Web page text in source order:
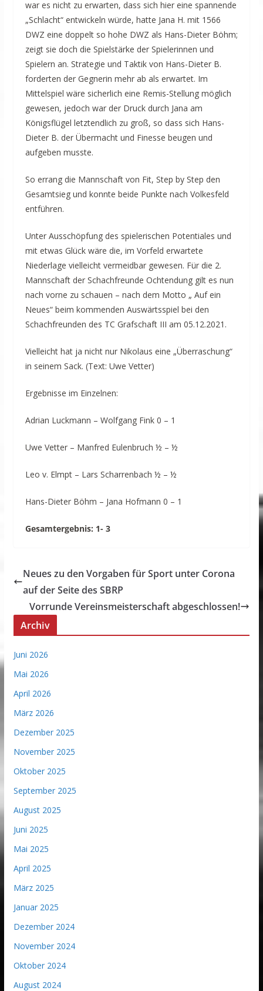
war es nicht zu erwarten, dass sich hier eine spannende
„Schlacht“ entwickeln würde, hatte Jana H. mit 1566
DWZ eine doppelt so hohe DWZ als Hans-Dieter Böhm;
zeigt sie doch die Spielstärke der Spielerinnen und
Spielern an. Strategie und Taktik von Hans-Dieter B.
forderten der Gegnerin mehr ab als erwartet. Im
Mittelspiel wäre sicherlich eine Remis-Stellung möglich
gewesen, jedoch war der Druck durch Jana am
Königsflügel letztendlich zu groß, so dass sich Hans-
Dieter B. der Übermacht und Finesse beugen und
aufgeben musste.
So errang die Mannschaft von Fit, Step by Step den
Gesamtsieg und konnte beide Punkte nach Volkesfeld
entführen.
Unter Ausschöpfung des spielerischen Potentiales und
mit etwas Glück wäre die, im Vorfeld erwartete
Niederlage vielleicht vermeidbar gewesen. Für die 2.
Mannschaft der Schachfreunde Ochtendung gilt es nun
nach vorne zu schauen – nach dem Motto „ Auf ein
Neues“ beim kommenden Auswärtsspiel bei den
Schachfreunden des TC Grafschaft III am 05.12.2021.
Vielleicht hat ja nicht nur Nikolaus eine „Überraschung“
in seinem Sack. (Text: Uwe Vetter)
Ergebnisse im Einzelnen:
Adrian Luckmann – Wolfgang Fink 0 – 1
Uwe Vetter – Manfred Eulenbruch ½ – ½
Leo v. Elmpt – Lars Scharrenbach ½ – ½
Hans-Dieter Böhm – Jana Hofmann 0 – 1
Gesamtergebnis: 1- 3
Neues zu den Vorgaben für Sport unter Corona
auf der Seite des SBRP
Vorrunde Vereinsmeisterschaft abgeschlossen!
Archiv
Juni 2026
Mai 2026
April 2026
März 2026
Dezember 2025
November 2025
Oktober 2025
September 2025
August 2025
Juni 2025
Mai 2025
April 2025
März 2025
Januar 2025
Dezember 2024
November 2024
Oktober 2024
August 2024